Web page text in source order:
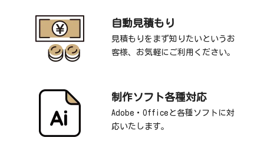
自動見積もり
見積もりをまず知りたいというお
客様、お気軽にご利用ください。
制作ソフト各種対応
Adobe・Officeと各種ソフトに対
応いたします。